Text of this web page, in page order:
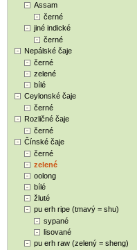
Assam
černé
jiné indické
černé
Nepálské čaje
černé
zelené
bílé
Ceylonské čaje
černé
Rozličné čaje
černé
Čínské čaje
černé
zelené
oolong
bílé
žluté
pu erh ripe (tmavý = shu)
sypané
lisované
pu erh raw (zelený = sheng)